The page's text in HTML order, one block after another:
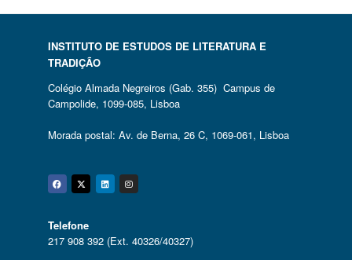
INSTITUTO DE ESTUDOS DE LITERATURA E
TRADIÇÃO
Colégio Almada Negreiros (Gab. 355) Campus de
Campolide, 1099-085, Lisboa
Morada postal: Av. de Berna, 26 C, 1069-061, Lisboa
Facebook
Twitter
Linkedin
Instagram
Telefone
217 908 392 (Ext. 40326/40327)